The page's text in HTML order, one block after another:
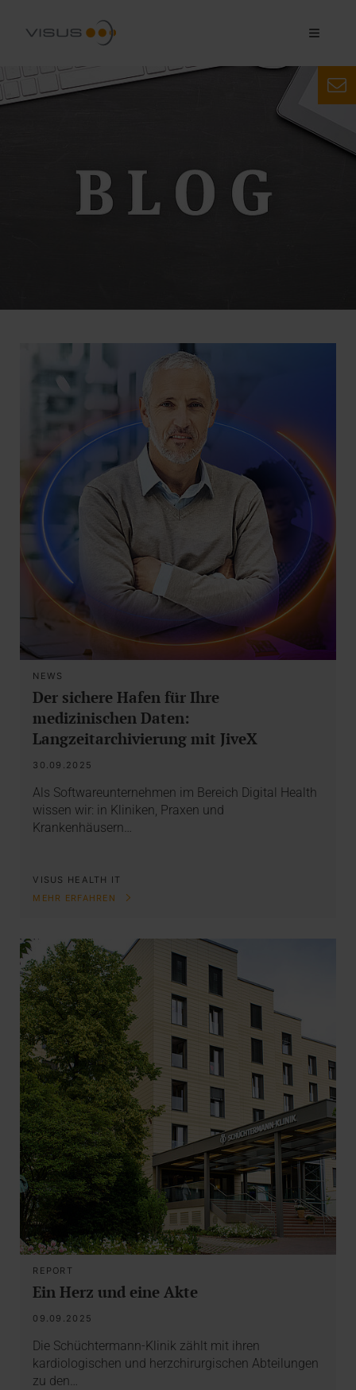
NEWS
Der sichere Hafen für Ihre
medizinischen Daten:
Langzeitarchivierung mit JiveX
30.09.2025
Als Softwareunternehmen im Bereich Digital Health
wissen wir: in Kliniken, Praxen und
Krankenhäusern…
VISUS HEALTH IT
MEHR ERFAHREN
REPORT
Ein Herz und eine Akte
09.09.2025
Die Schüchtermann-Klinik zählt mit ihren
kardiologischen und herzchirurgischen Abteilungen
zu den…